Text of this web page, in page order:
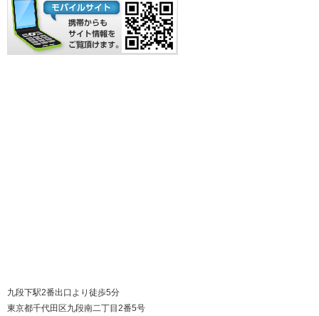
九段下駅2番出口より徒歩5分
東京都千代田区九段南二丁目2番5号